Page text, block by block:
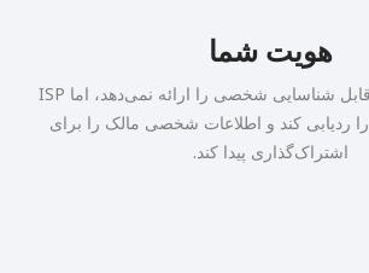
هویت شما
آدرس IP اطلاعات قابل شناسایی شخصی را ارائه نمی‌دهد، اما ISP
می‌تواند مالک IP را ردیابی کند و اطلاعات شخصی مالک را برای
اشتراک‌گذاری پیدا کند.